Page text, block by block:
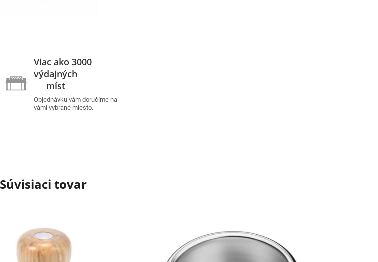
Viac ako 3000
výdajných
míst
Objednávku vám doručíme na
vámi vybrané miesto.
Súvisiaci tovar